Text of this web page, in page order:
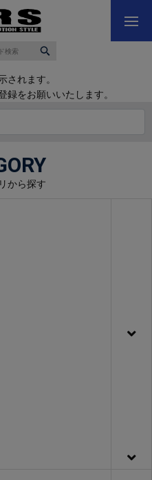
されます。
をお願いいたします。
から探す